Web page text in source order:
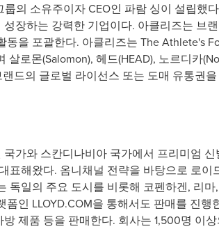
의 소유주이자 CEO인 파람 싱이 설립했
장하는 강력한 기업이다. 아클리즈는 브
을 포괄한다. 아클리즈는 The Athlete's
살로몬(Salomon), 헤드(HEAD), 노르디카
드의 글로벌 라이선스 또는 도매 유통권
가와 스칸디나비아 국가에서 프리미엄
표해왔다. 옴니채널 전략을 바탕으로 로
독일의 주요 도시를 비롯해 코펜하겐, 리
인 LLOYD.COM을 통해서도 판매를 진
제품 등을 판매한다. 회사는 1,500명 이